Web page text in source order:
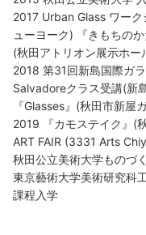
2017 Urban Glass ワー
ューヨーク) 『きもちのか
(秋田アトリオン展示ホー
2018 第31回新島国際ガ
Salvadoreクラス受講(新
『Glasses』(秋田市新屋
2019 『カモステイク』(
ART FAIR (3331 Arts
秋田公立美術大学ものづ
東京藝術大学美術研究科
課程入学